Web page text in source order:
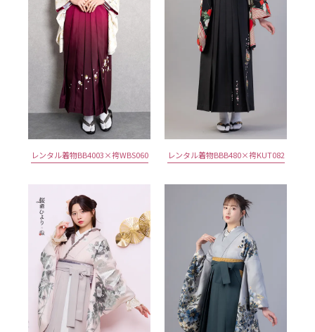
レンタル着物BB4003×袴WBS060 レンタル着物BBB480×袴KUT082